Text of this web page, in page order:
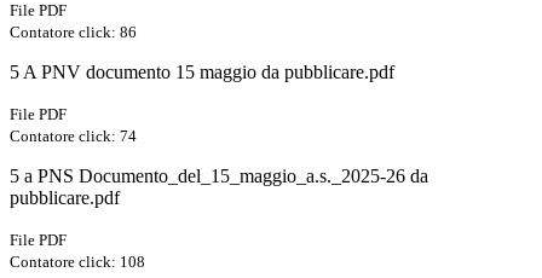
File PDF
Contatore click: 86
5 A PNV documento 15 maggio da pubblicare.pdf
File PDF
Contatore click: 74
5 a PNS Documento_del_15_maggio_a.s._2025-26 da
pubblicare.pdf
File PDF
Contatore click: 108